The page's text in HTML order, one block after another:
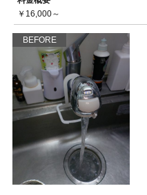
￥16,000～
BEFORE